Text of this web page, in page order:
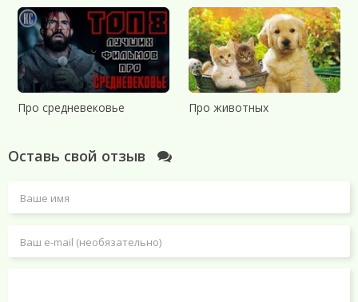
Про средневековье Про животных
Оставь свой отзыв